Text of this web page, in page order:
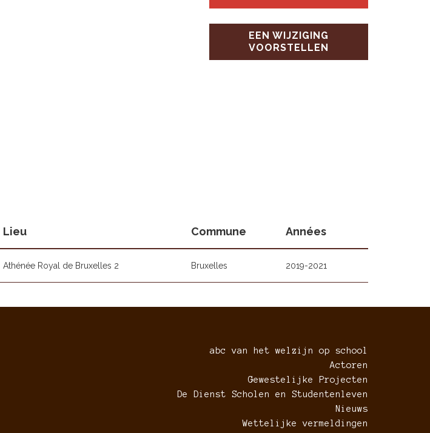
EEN WIJZIGING
VOORSTELLEN
Lieu Commune Années
Athénée Royal de Bruxelles 2 Bruxelles 2019-2021
abc van het welzijn op school
Actoren
Gewestelijke Projecten
De Dienst Scholen en Studentenleven
Nieuws
Wettelijke vermeldingen